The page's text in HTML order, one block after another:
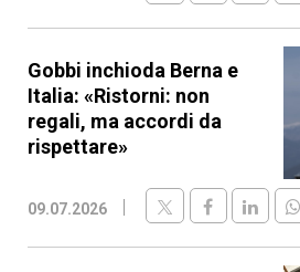
Gobbi inchioda Berna e
Italia: «Ristorni: non
regali, ma accordi da
rispettare»
09.07.2026